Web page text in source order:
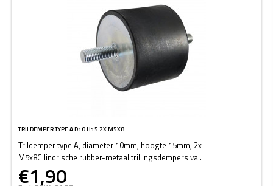
TRILDEMPER TYPE A D10 H15 2X M5X8
Trildemper type A, diameter 10mm, hoogte 15mm, 2x
M5x8Cilindrische rubber-metaal trillingsdempers va..
€1,90